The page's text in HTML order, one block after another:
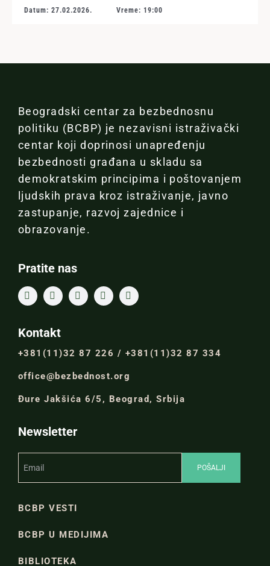
Datum: 27.02.2026. Vreme: 19:00
Beogradski centar za bezbednosnu
politiku (BCBP) je nezavisni istraživački
centar koji doprinosi unapređenju
bezbednosti građana u skladu sa
demokratskim principima i poštovanjem
ljudskih prava kroz istraživanje, javno
zastupanje, razvoj zajednice i
obrazovanje.
Pratite nas
Kontakt
+381(11)32 87 226 / +381(11)32 87 334
office@bezbednost.org
Đure Jakšića 6/5, Beograd, Srbija
Newsletter
BCBP VESTI
BCBP U MEDIJIMA
BIBLIOTEKA